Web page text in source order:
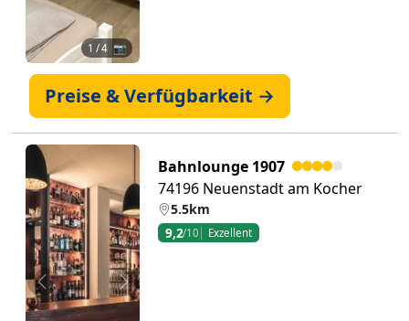
1 / 4 📷
Preise & Verfügbarkeit →
Zurück Weiter
Bahnlounge 1907
74196 Neuenstadt am Kocher
5.5km
9,2/10 Exzellent